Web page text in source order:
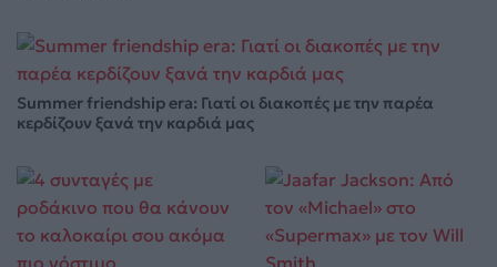
Summer friendship era: Γιατί οι διακοπές με την παρέα
κερδίζουν ξανά την καρδιά μας